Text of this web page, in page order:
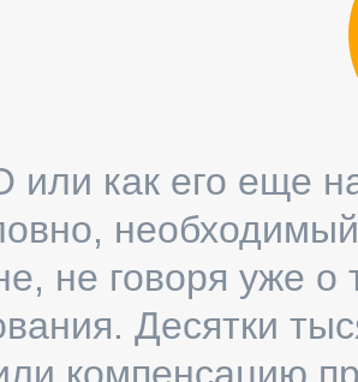
как его еще
не говоря уже о
Десятки